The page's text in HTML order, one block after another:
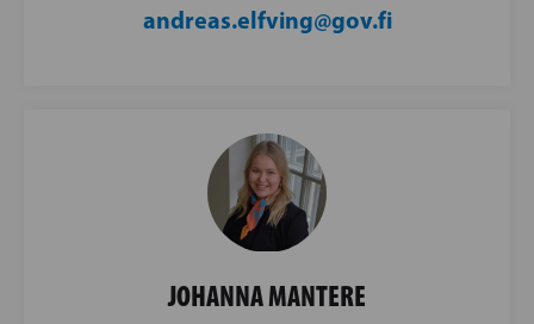
andreas.elfving@gov.fi
JOHANNA MANTERE